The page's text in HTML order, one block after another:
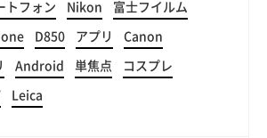
トフォン Nikon 富士フイルム
D850 アプリ Canon
Android 単焦点 コスプレ
Leica